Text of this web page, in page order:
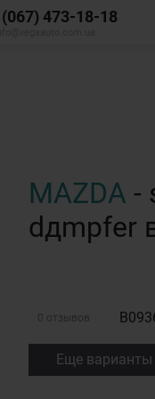
473-18-18
MAZDA -
dдmpfer
0 отзывов
Еще варианты